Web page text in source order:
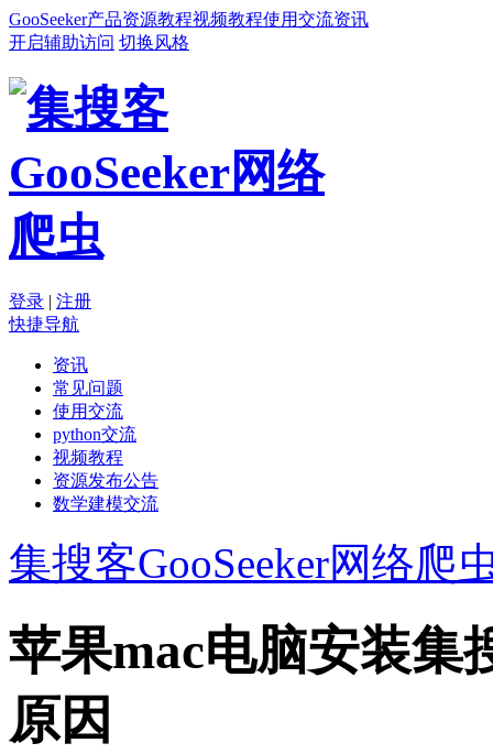
GooSeeker产品资源教程视频教程使用交流资讯
开启辅助访问 切换风格
登录 | 注册
快捷导航
资讯
常见问题
使用交流
python交流
视频教程
资源发布公告
数学建模交流
集搜客GooSeeker网络爬
苹果mac电脑安装集
原因